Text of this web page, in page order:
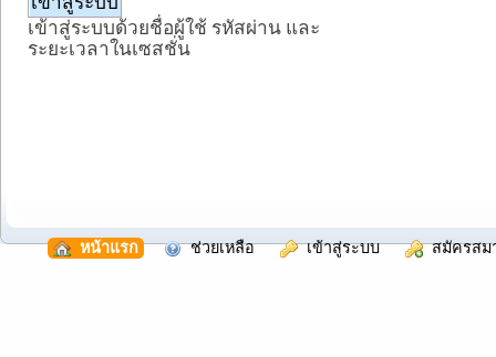
เข้าสู่ระบบด้วยชื่อผู้ใช้ รหัสผ่าน และ
ระยะเวลาในเซสชั่น
หน้าแรก ช่วยเหลือ เข้าสู่ระบบ สมัครสม